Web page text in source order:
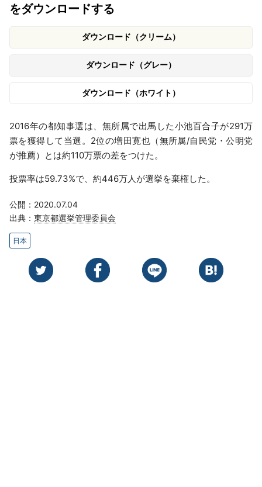
をダウンロードする
ダウンロード（クリーム）
ダウンロード（グレー）
ダウンロード（ホワイト）
2016年の都知事選は、無所属で出馬した小池百合子が291万
票を獲得して当選。2位の増田寛也（無所属/自民党・公明党
が推薦）とは約110万票の差をつけた。
投票率は59.73%で、約446万人が選挙を棄権した。
公開：2020.07.04
出典： 東京都選挙管理委員会
日本